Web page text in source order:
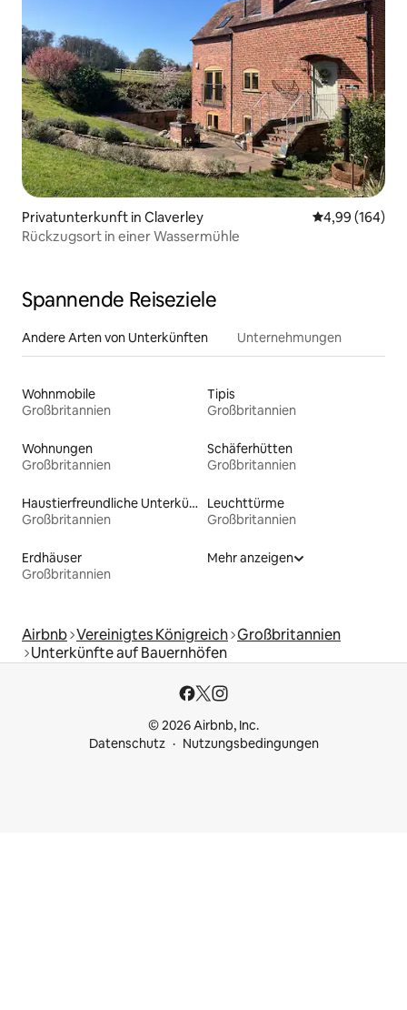
Privatunterkunft in Claverley
4,99 (164)
Rückzugsort in einer Wassermühle
Spannende Reiseziele
Andere Arten von Unterkünften Unternehmungen
Wohnmobile
Großbritannien
Tipis
Großbritannien
Wohnungen
Großbritannien
Schäferhütten
Großbritannien
Haustierfreundliche Unterkünfte
Großbritannien
Leuchttürme
Großbritannien
Erdhäuser
Großbritannien
Mehr anzeigen
Airbnb Vereinigtes Königreich Großbritannien
Unterkünfte auf Bauernhöfen
© 2026 Airbnb, Inc.
Datenschutz
Nutzungsbedingungen